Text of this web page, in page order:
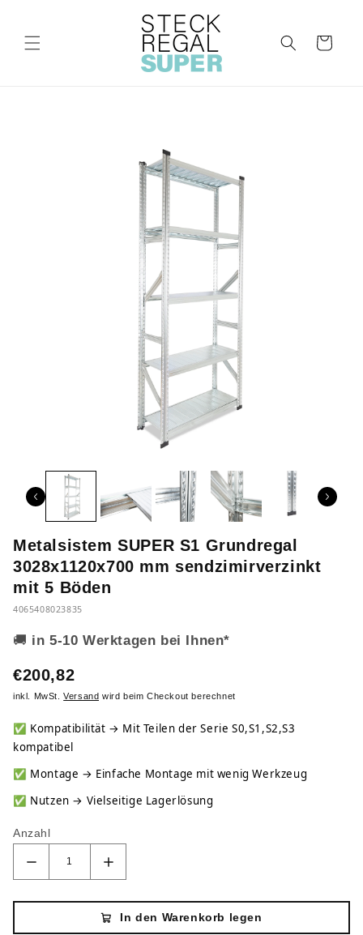
Inhalt
Warenkorb
Metalsistem SUPER S1 Grundregal
3028x1120x700 mm sendzimirverzinkt
mit 5 Böden
4065408023835
🚚 in 5-10 Werktagen bei Ihnen*
€200,82
inkl. MwSt.Versand wird beim Checkout berechnet
✅ Kompatibilität → Mit Teilen der Serie S0,S1,S2,S3
kompatibel
✅ Montage → Einfache Montage mit wenig Werkzeug
✅ Nutzen → Vielseitige Lagerlösung
Anzahl
In den Warenkorb legen